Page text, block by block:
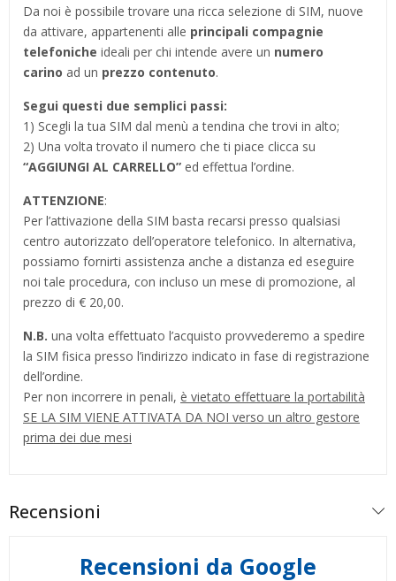
Da noi è possibile trovare una ricca selezione di SIM, nuove
da attivare, appartenenti alle principali compagnie
telefoniche ideali per chi intende avere un numero
carino ad un prezzo contenuto.
Segui questi due semplici passi:
1) Scegli la tua SIM dal menù a tendina che trovi in alto;
2) Una volta trovato il numero che ti piace clicca su
“AGGIUNGI AL CARRELLO” ed effettua l’ordine.
ATTENZIONE:
Per l’attivazione della SIM basta recarsi presso qualsiasi
centro autorizzato dell’operatore telefonico. In alternativa,
possiamo fornirti assistenza anche a distanza ed eseguire
noi tale procedura, con incluso un mese di promozione, al
prezzo di € 20,00.
N.B. una volta effettuato l’acquisto provvederemo a spedire
la SIM fisica presso l’indirizzo indicato in fase di registrazione
dell’ordine.
Per non incorrere in penali, è vietato effettuare la portabilità
SE LA SIM VIENE ATTIVATA DA NOI verso un altro gestore
prima dei due mesi
Recensioni
Recensioni da Google